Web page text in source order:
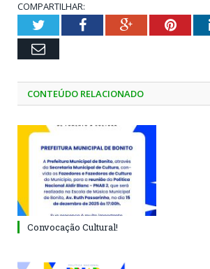
COMPARTILHAR:
TwitterFacebookGoogle+
Email
CONTEÚDO RELACIONADO
Convocação Cultural!